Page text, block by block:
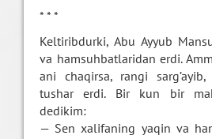
* * *
Keltiribdurki, Abu Ayyub
va hamsuhbatlaridan erdi.
ani chaqirsa, rangi sarg’ayib,
tushar erdi. Bir kun bir
dedikim:
— Sen xalifaning yaqin va